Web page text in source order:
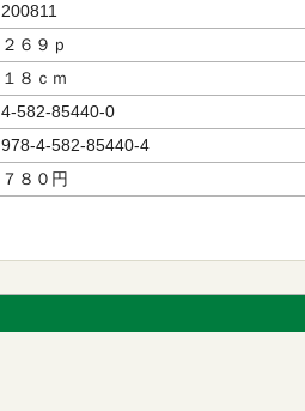
200811
２６９ｐ
１８ｃｍ
4-582-85440-0
978-4-582-85440-4
７８０円